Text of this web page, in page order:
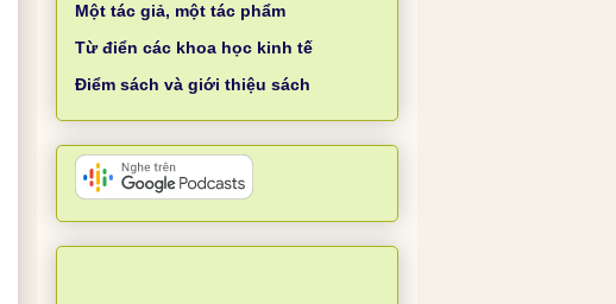
Một tác giả, một tác phẩm
Từ điển các khoa học kinh tế
Điểm sách và giới thiệu sách